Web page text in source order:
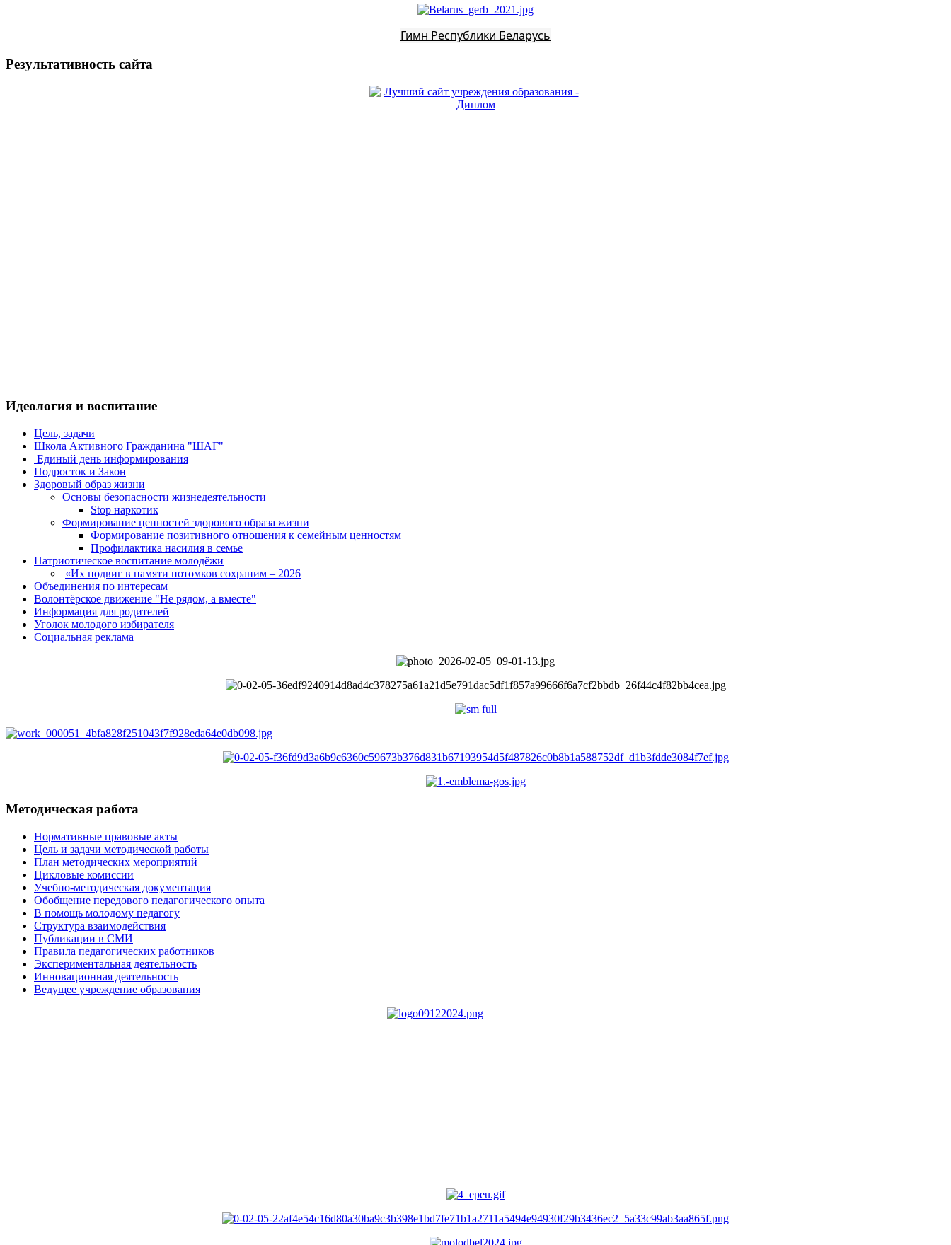
Гимн Республики Беларусь
Результативность сайта
Идеология и воспитание
Цель, задачи
Школа Активного Гражданина "ШАГ"
Единый день информирования
Подросток и Закон
Здоровый образ жизни
Основы безопасности жизнедеятельности
Stop наркотик
Формирование ценностей здорового образа жизни
Формирование позитивного отношения к семейным ценностям
Профилактика насилия в семье
Патриотическое воспитание молодёжи
«Их подвиг в памяти потомков сохраним – 2026
Объединения по интересам
Волонтёрское движение "Не рядом, а вместе"
Информация для родителей
Уголок молодого избирателя
Социальная реклама
Методическая работа
Нормативные правовые акты
Цель и задачи методической работы
План методических мероприятий
Цикловые комиссии
Учебно-методическая документация
Обобщение передового педагогического опыта
В помощь молодому педагогу
Структура взаимодействия
Публикации в СМИ
Правила педагогических работников
Экспериментальная деятельность
Инновационная деятельность
Ведущее учреждение образования